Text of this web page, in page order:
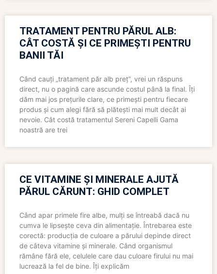
TRATAMENT PENTRU PĂRUL ALB:
CÂT COSTĂ ȘI CE PRIMEȘTI PENTRU
BANII TĂI
Când cauți „tratament păr alb preț”, vrei un răspuns
direct, nu o pagină care ascunde costul până la final. Îți
dăm mai jos prețurile clare, ce primești pentru fiecare
produs și cum alegi fără să plătești mai mult decât ai
nevoie. Cât costă tratamentul Sereni Capelli Gama
noastră are trei
CE VITAMINE ȘI MINERALE AJUTĂ
PĂRUL CĂRUNT: GHID COMPLET
Când apar primele fire albe, mulți se întreabă dacă nu
cumva le lipsește ceva din alimentație. Întrebarea este
corectă: producția de culoare a părului depinde direct
de câteva vitamine și minerale. Când organismul
rămâne fără ele, celulele care dau culoare firului nu mai
lucrează la fel de bine. Îți explicăm